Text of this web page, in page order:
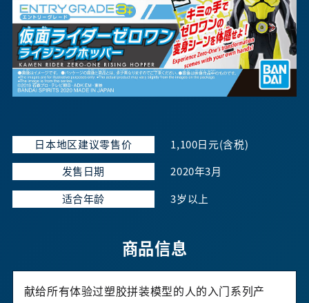
日本地区建议零售价 1,100日元(含税)
发售日期 2020年3月
适合年龄 3岁以上
商品信息
献给所有体验过塑胶拼装模型的人的入门系列产